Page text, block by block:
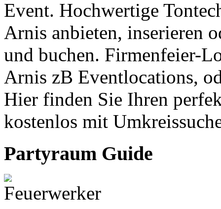
Event. Hochwertige
Arnis anbieten, inserieren
und buchen. Firmenfeier-
Arnis zB Eventlocations,
Hier finden Sie Ihren
kostenlos mit
Partyraum Guide